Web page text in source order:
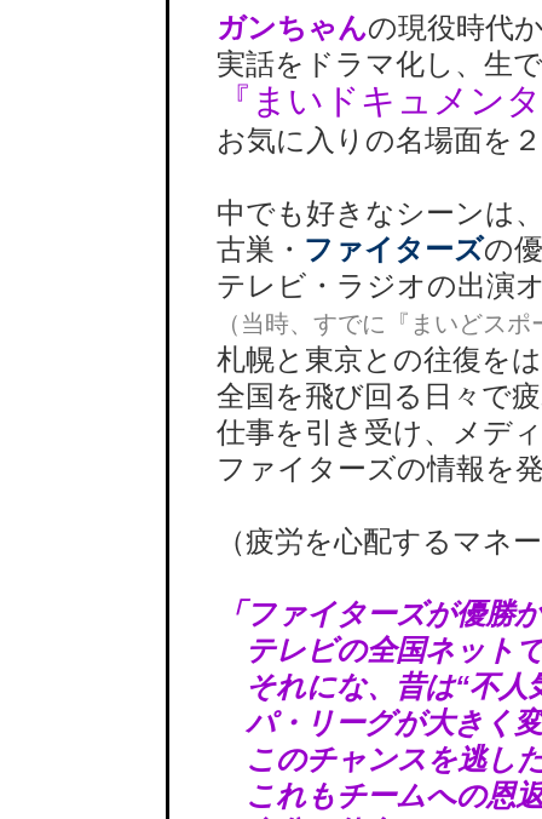
ガンちゃんの現役時代
実話をドラマ化し、生
『まいドキュメン
お気に入りの名場面を
中でも好きなシーンは
古巣・ ファイターズの
テレビ・ラジオの出演
（当時、すでに『まいどス
札幌と東京との往復を
全国を飛び回る日々で
仕事を引き受け、メデ
ファイターズの情報を
（疲労を心配するマネ
「ファイターズが優勝
テレビの全国ネットで
それにな、昔は“不人
パ・リーグが大きく変
このチャンスを逃した
これもチームへの恩返